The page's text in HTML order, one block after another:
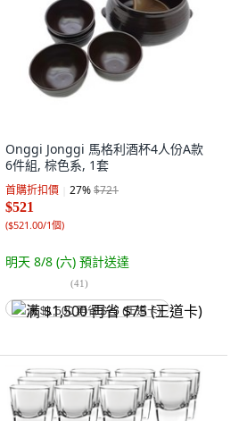
Onggi Jonggi 馬格利酒杯4人份A款
6件組, 棕色系, 1套
首購折扣價 27%$721
$521
($521.00/1個)
明天 8/8 (六) 預計送達
(41)
满 $1,500 再省 $75 (王道卡)